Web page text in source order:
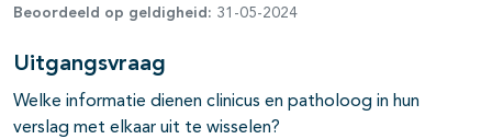
Beoordeeld op geldigheid: 31-05-2024
Uitgangsvraag
Welke informatie dienen clinicus en patholoog in hun
verslag met elkaar uit te wisselen?